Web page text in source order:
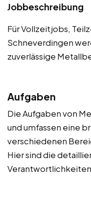
Jobbeschreibung
Für Vollzeitjobs,
Schneverdingen
zuverlässige
Aufgaben
Die Aufgaben von
und umfassen eine
verschiedenen
Hier sind die